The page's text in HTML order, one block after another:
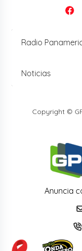
Radio
Noticias
Copyright ©
Anuncia